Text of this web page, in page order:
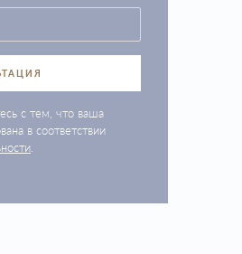
с тем, что ваша
в соответствии